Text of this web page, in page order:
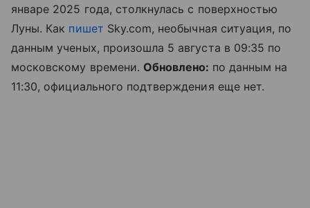
январе 2025 года, столкнулась с поверхностью
Луны. Как пишет Sky.com, необычная ситуация, по
данным ученых, произошла 5 августа в 09:35 по
московскому времени. Обновлено: по данным на
11:30, официального подтверждения еще нет.